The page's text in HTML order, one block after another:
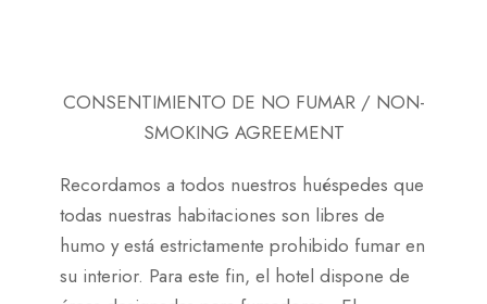
CONSENTIMIENTO DE NO FUMAR / NON-
SMOKING AGREEMENT
Recordamos a todos nuestros huéspedes que
todas nuestras habitaciones son libres de
humo y está estrictamente prohibido fumar en
su interior. Para este fin, el hotel dispone de